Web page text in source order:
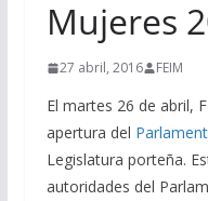
Mujeres
27 abril, 2016 FEIM
El martes 26 de abril,
apertura del
Legislatura porteña.
autoridades del